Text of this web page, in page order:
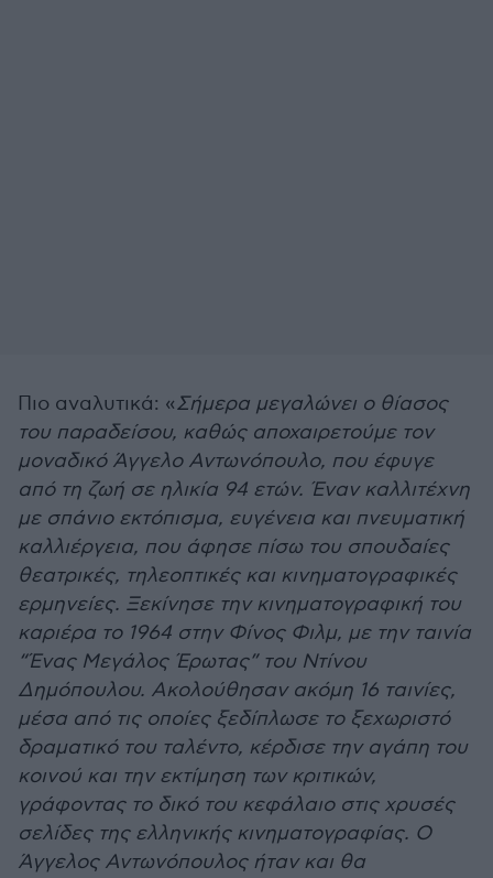
Πιο αναλυτικά: «Σήμερα μεγαλώνει ο θίασος
του παραδείσου, καθώς αποχαιρετούμε τον
μοναδικό Άγγελο Αντωνόπουλο, που έφυγε
από τη ζωή σε ηλικία 94 ετών. Έναν καλλιτέχνη
με σπάνιο εκτόπισμα, ευγένεια και πνευματική
καλλιέργεια, που άφησε πίσω του σπουδαίες
θεατρικές, τηλεοπτικές και κινηματογραφικές
ερμηνείες. Ξεκίνησε την κινηματογραφική του
καριέρα το 1964 στην Φίνος Φιλμ, με την ταινία
“Ένας Μεγάλος Έρωτας” του Ντίνου
Δημόπουλου. Ακολούθησαν ακόμη 16 ταινίες,
μέσα από τις οποίες ξεδίπλωσε το ξεχωριστό
δραματικό του ταλέντο, κέρδισε την αγάπη του
κοινού και την εκτίμηση των κριτικών,
γράφοντας το δικό του κεφάλαιο στις χρυσές
σελίδες της ελληνικής κινηματογραφίας. Ο
Άγγελος Αντωνόπουλος ήταν και θα